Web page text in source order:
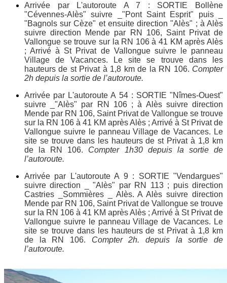
Arrivée par L'autoroute A 7 : SORTIE Bollène
"Cévennes-Alès" suivre _"Pont Saint Esprit" puis _
"Bagnols sur Cèze" et ensuite direction "Alès" ; à Alès
suivre direction Mende par RN 106, Saint Privat de
Vallongue se trouve sur la RN 106 à 41 KM après Alès
; Arrivé à St Privat de Vallongue suivre le panneau
Village de Vacances. Le site se trouve dans les
hauteurs de st Privat à 1,8 km de la RN 106. Compter
2h depuis la sortie de l’autoroute.
Arrivée par L'autoroute A 54 : SORTIE "Nîmes-Ouest"
suivre _"Alès" par RN 106 ; à Alès suivre direction
Mende par RN 106, Saint Privat de Vallongue se trouve
sur la RN 106 à 41 KM après Alès ; Arrivé à St Privat de
Vallongue suivre le panneau Village de Vacances. Le
site se trouve dans les hauteurs de st Privat à 1,8 km
de la RN 106. Compter 1h30 depuis la sortie de
l’autoroute.
Arrivée par L'autoroute A 9 : SORTIE "Vendargues"
suivre direction _ "Alès" par RN 113 ; puis direction
Castries _Sommières _ Alès. A Alès suivre direction
Mende par RN 106, Saint Privat de Vallongue se trouve
sur la RN 106 à 41 KM après Alès ; Arrivé à St Privat de
Vallongue suivre le panneau Village de Vacances. Le
site se trouve dans les hauteurs de st Privat à 1,8 km
de la RN 106. Compter 2h. depuis la sortie de
l’autoroute.